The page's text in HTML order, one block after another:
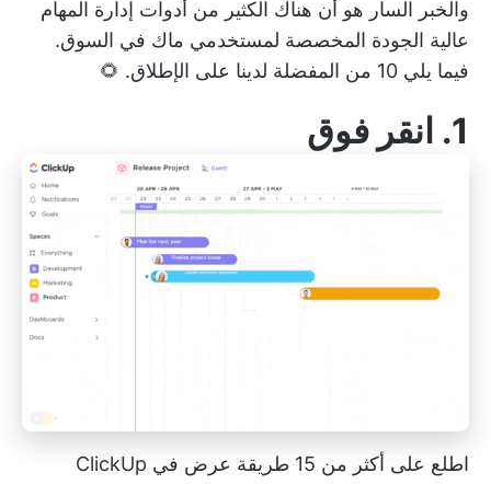
والخبر السار هو أن هناك الكثير من أدوات إدارة المهام
عالية الجودة المخصصة لمستخدمي ماك في السوق.
فيما يلي 10 من المفضلة لدينا على الإطلاق. 🌻
1. انقر فوق
اطلع على أكثر من 15 طريقة عرض في ClickUp